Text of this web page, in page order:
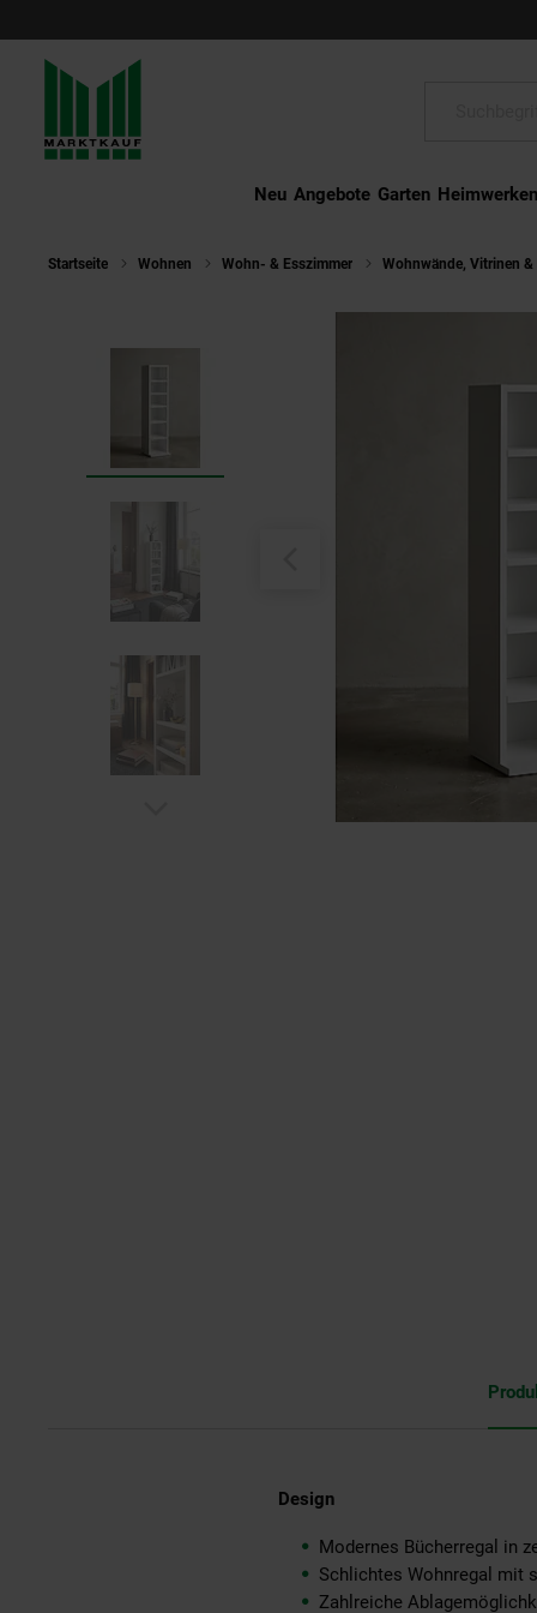
Neu Angebote Garten Heimwerken
Startseite Wohnen Wohn- & Esszimmer Wohnwände, Vitrinen &
Design
Modernes Bücherregal in
Schlichtes Wohnregal mit
Zahlreiche